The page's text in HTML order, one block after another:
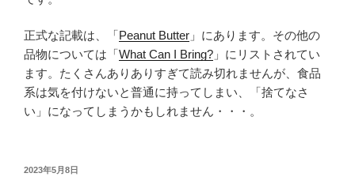
正式な記載は、「Peanut Butter 」にあります。その他の
品物については「What Can I Bring? 」にリストされてい
ます。たくさんありありすぎて読み切れませんが、食品
系は気を付けないと普通に持ってしまい、「捨てなさ
い」になってしまうかもしれません・・・。
投
2023年5月8日